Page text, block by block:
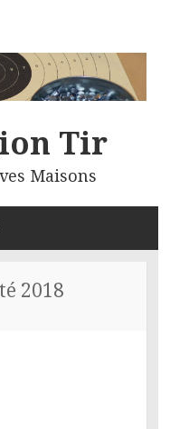
Tir
Maisons
2018